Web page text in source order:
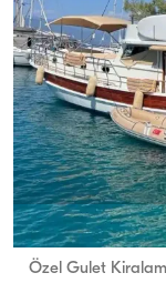
Göcek, Muğla
Özel Gulet